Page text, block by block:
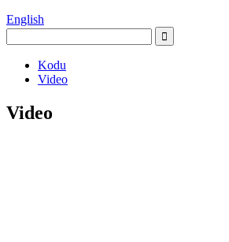
English
Kodu
Video
Video